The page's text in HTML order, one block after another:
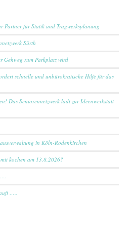
Partner für Statik und Tragwerksplanung
Sürth
Gehweg zum Parkplatz wird
schnelle und unbürokratische Hilfe für das
Das Seniorennetzwerk lädt zur Ideenwerkstatt
in Köln-Rodenkirchen
kochen am 13.8.2026?
…..